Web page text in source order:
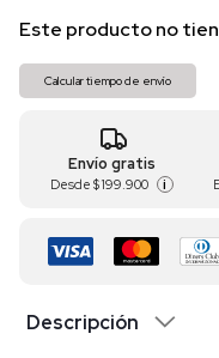
Este producto no
Calcular tiempo de envío
Envío gratis
Desde $ 199.900 i
Descripción